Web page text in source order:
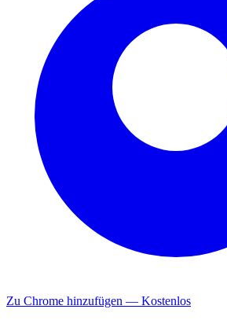
Zu Chrome hinzufügen — Kostenlos